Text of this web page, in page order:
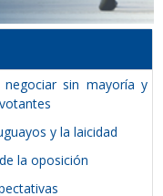
sin mayoría y
y la laicidad
la oposición